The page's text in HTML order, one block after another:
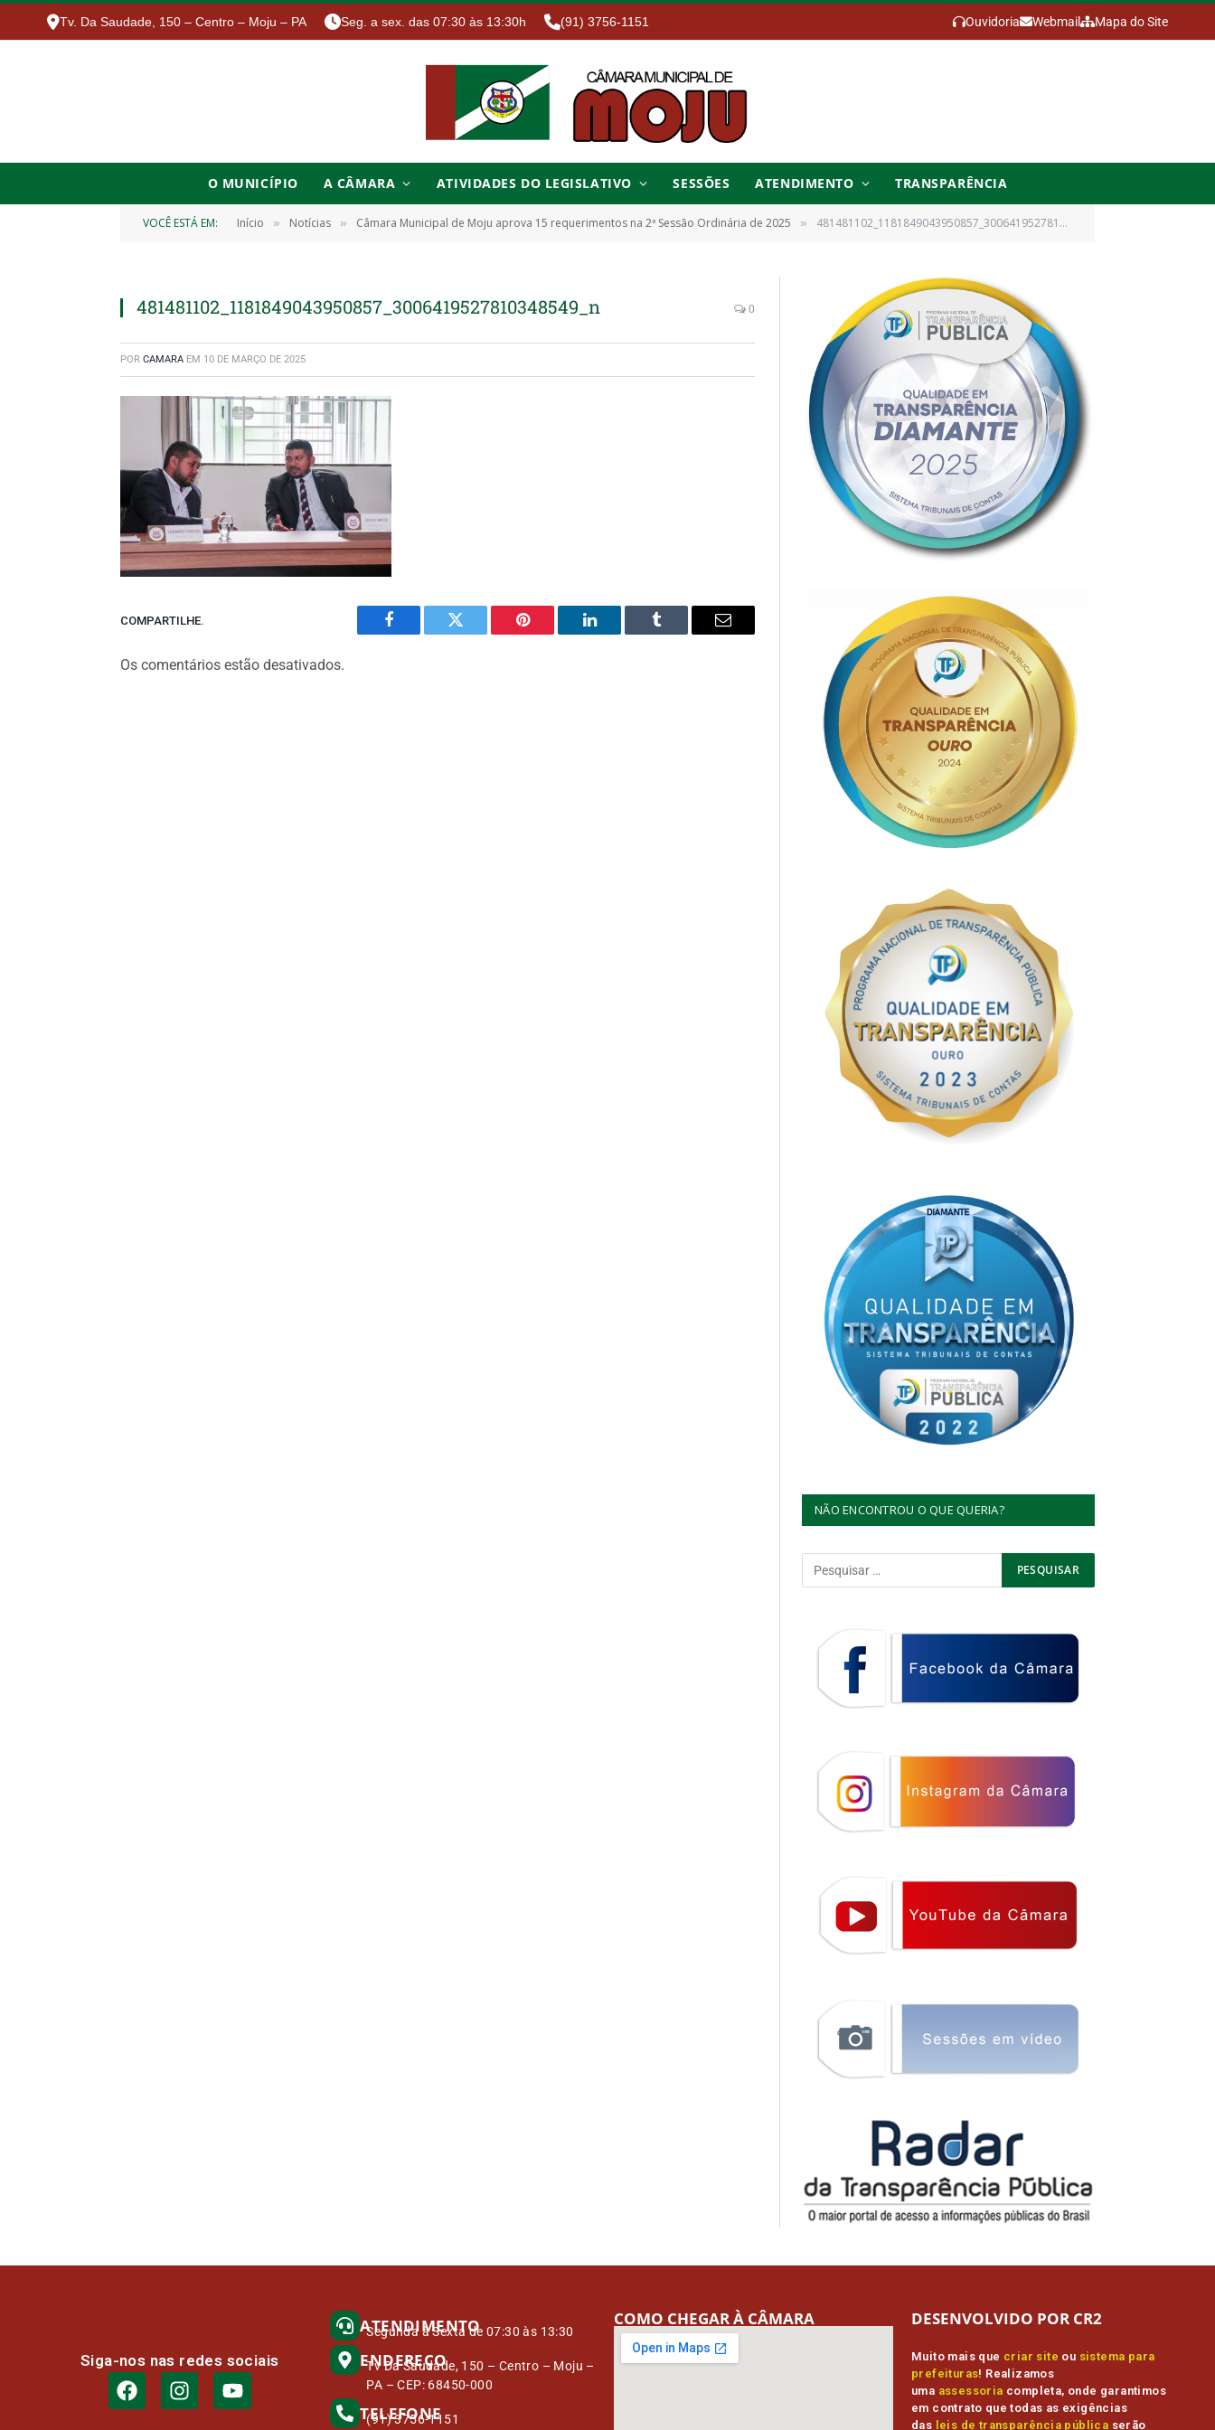
Tv. Da Saudade, 150 – Centro – Moju – PA Seg. a sex. das 07:30 às 13:30h (91) 3756-1151 Ouvidoria Webmail Mapa do Site
O MUNICÍPIO A CÂMARA ATIVIDADES DO LEGISLATIVO SESSÕES ATENDIMENTO TRANSPARÊNCIA
VOCÊ ESTÁ EM: Início » Notícias » Câmara Municipal de Moju aprova 15 requerimentos na 2ª Sessão Ordinária de 2025 » 481481102_1181849043950857_3006419527810348549_n
481481102_1181849043950857_3006419527810348549_n 0
POR CAMARA EM 10 DE MARÇO DE 2025
COMPARTILHE.
Facebook Twitter Pinterest
O
Tumblr
E-
Os comentários estão desativados.
NÃO ENCONTROU O QUE QUERIA?
Siga-nos nas redes sociais
ATENDIMENTO
Segunda à Sexta de 07:30 às 13:30
ENDEREÇO
Tv Da Saudade, 150 – Centro – Moju –
PA – CEP: 68450-000
TELEFONE
(91) 3756-1151
COMO CHEGAR À CÂMARA
Muito mais que criar site ou sistema para
prefeituras! Realizamos
uma assessoria completa, onde garantimos
em contrato que todas as exigências
das leis de transparência pública serão
DESENVOLVIDO POR CR2